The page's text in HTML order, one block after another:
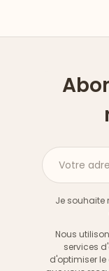
Votre
Je souhaite
Nous
services
d'optimiser